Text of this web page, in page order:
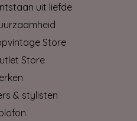
uit liefde
Store
Store
& stylisten